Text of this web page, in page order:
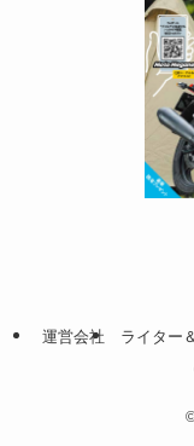
運営会社 ライター